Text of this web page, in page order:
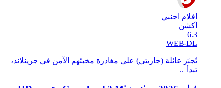
افلام اجنبي
أكشن
6.3
WEB-DL
تُجبَر عائلة (جاريتي) على مغادرة مخبئهم الآمن في جرينلاند،
تبدأ ...